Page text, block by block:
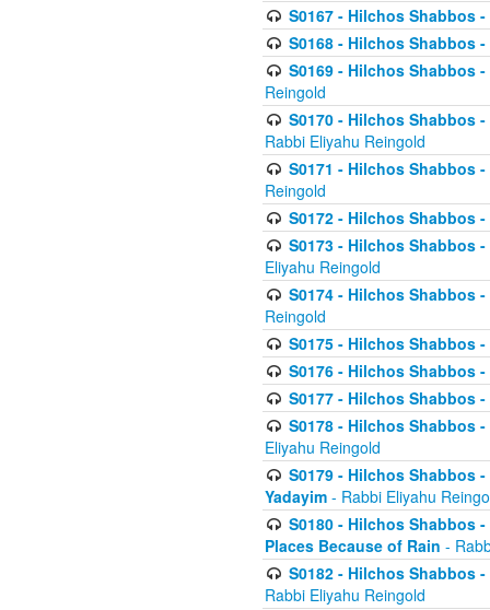
S0167 - Hilchos Shabbos
S0168 - Hilchos Shabbos
S0169 - Hilchos Shabbos
Reingold
S0170 - Hilchos Shabbos
Rabbi Eliyahu Reingold
S0171 - Hilchos Shabbos
Reingold
S0172 - Hilchos Shabbos
S0173 - Hilchos Shabbos
Eliyahu Reingold
S0174 - Hilchos Shabbos
Reingold
S0175 - Hilchos Shabbos
S0176 - Hilchos Shabbos
S0177 - Hilchos Shabbos
S0178 - Hilchos Shabbos
Eliyahu Reingold
S0179 - Hilchos Shabbos
Yadayim - Rabbi Eliyahu
S0180 - Hilchos Shabbos
Places Because of Rain -
S0182 - Hilchos Shabbos
Rabbi Eliyahu Reingold